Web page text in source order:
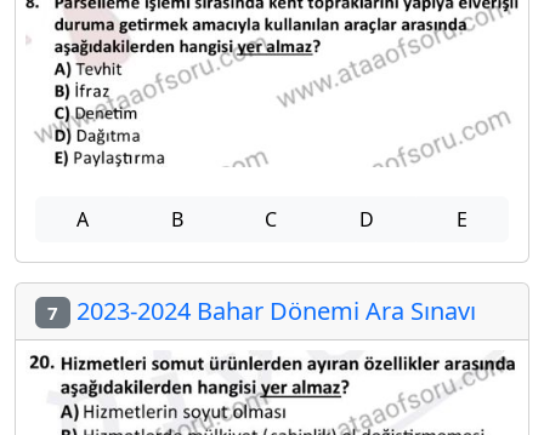
A B C D E
7 2023-2024 Bahar Dönemi Ara Sınavı